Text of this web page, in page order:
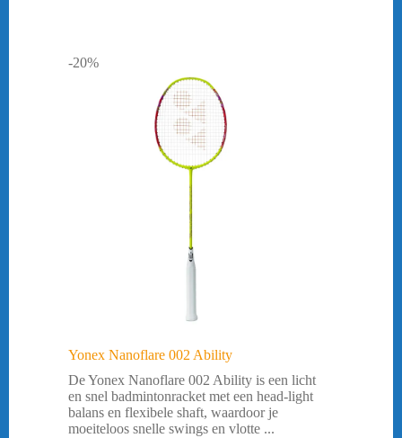
-20%
Yonex Nanoflare 002 Ability
De Yonex Nanoflare 002 Ability is een licht
en snel badmintonracket met een head-light
balans en flexibele shaft, waardoor je
moeiteloos snelle swings en vlotte ...